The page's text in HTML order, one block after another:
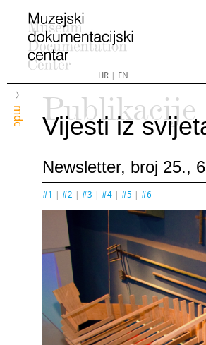
HR| EN
mdc
Publikacije
Vijesti iz
Newsletter, broj 25.,
#1 #2 #3 #4 #5 #6